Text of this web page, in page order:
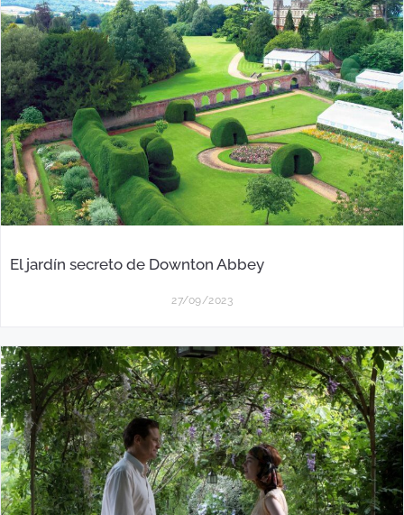
El jardín secreto de Downton Abbey
27/09/2023